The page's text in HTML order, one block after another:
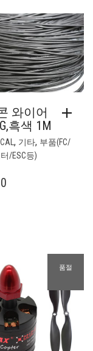
와이어
흑색 1M
, 기타, 부품(FC/
/ESC등)
품절